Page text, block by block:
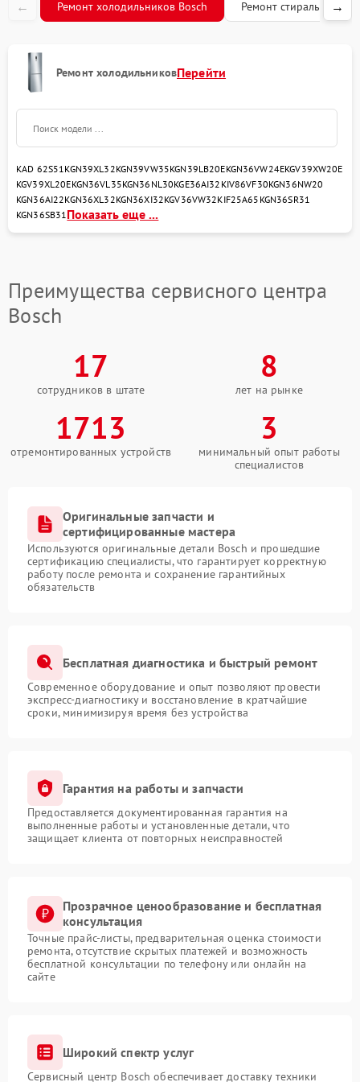
← Ремонт холодильников Bosch Ремонт стиральных
→
Ремонт холодильниковПерейти
KAD 62S51KGN39XL32KGN39VW35KGN39LB20EKGN36VW24EKGV39XW20E
KGV39XL20EKGN36VL35KGN36NL30KGE36AI32 KIV86VF30KGN36NW20
KGN36AI22KGN36XL32KGN36XI32KGV36VW32KIF25A65 KGN36SR31
KGN36SB31Показать еще ...
Преимущества сервисного центра
Bosch
17
сотрудников в штате
8
лет на рынке
1713
отремонтированных устройств
3
минимальный опыт работы
специалистов
Оригинальные запчасти и
сертифицированные мастера
Используются оригинальные детали Bosch и прошедшие
сертификацию специалисты, что гарантирует корректную
работу после ремонта и сохранение гарантийных
обязательств
Бесплатная диагностика и быстрый ремонт
Современное оборудование и опыт позволяют провести
экспресс-диагностику и восстановление в кратчайшие
сроки, минимизируя время без устройства
Гарантия на работы и запчасти
Предоставляется документированная гарантия на
выполненные работы и установленные детали, что
защищает клиента от повторных неисправностей
Прозрачное ценообразование и бесплатная
консультация
Точные прайс-листы, предварительная оценка стоимости
ремонта, отсутствие скрытых платежей и возможность
бесплатной консультации по телефону или онлайн на
сайте
Широкий спектр услуг
Сервисный центр Bosch обеспечивает доставку техники